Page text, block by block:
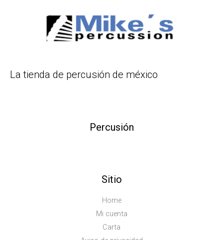
La tienda de percusión de méxico
Percusión
Sitio
Home
Mi cuenta
Carta